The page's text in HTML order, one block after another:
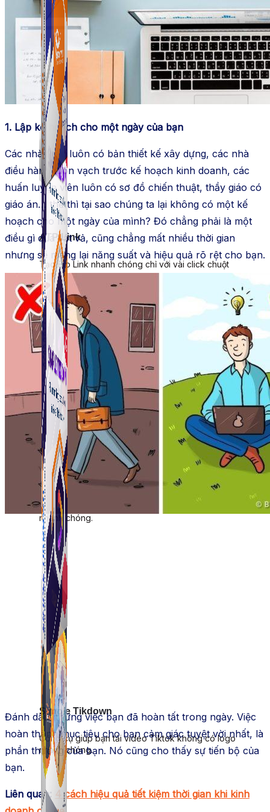
ATP Link
Tạo Bio Link nhanh chóng chỉ với vài click chuột
Simple Tikdown
Công cụ giúp bạn tải video Tiktok không có logo
nhanh chóng.
ATP Link
Tạo Bio Link nhanh chóng chỉ với vài click chuột
Simple Tikdown
Công cụ giúp bạn tải video Tiktok không có logo
nhanh chóng.
1. Lập kế hoạch cho một ngày của bạn
Các nhà thầu luôn có bản thiết kế xây dựng, các nhà
điều hành luôn vạch trước kế hoạch kinh doanh, các
huấn luyện viên luôn có sơ đồ chiến thuật, thầy giáo có
giáo án… thế thì tại sao chúng ta lại không có một kế
hoạch cho một ngày của mình? Đó chẳng phải là một
điều gì quá vất vả, cũng chẳng mất nhiều thời gian
nhưng sẽ mang lại năng suất và hiệu quả rõ rệt cho bạn.
Đánh dấu những việc bạn đã hoàn tất trong ngày. Việc
hoàn thành mục tiêu cho bạn cảm giác tuyệt vời nhất, là
phần thưởng của bạn. Nó cũng cho thấy sự tiến bộ của
bạn.
Liên quan: 4 cách hiệu quả tiết kiệm thời gian khi kinh